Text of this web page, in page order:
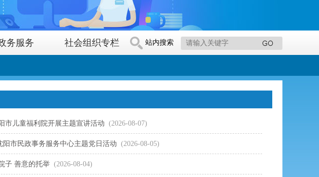
务服务 社会组织专栏 站内搜索
市儿童福利院开展主题宣讲活动 (2026-08-07)
市民政事务服务中心主题党日活动 (2026-08-05)
子 善意的托举 (2026-08-04)